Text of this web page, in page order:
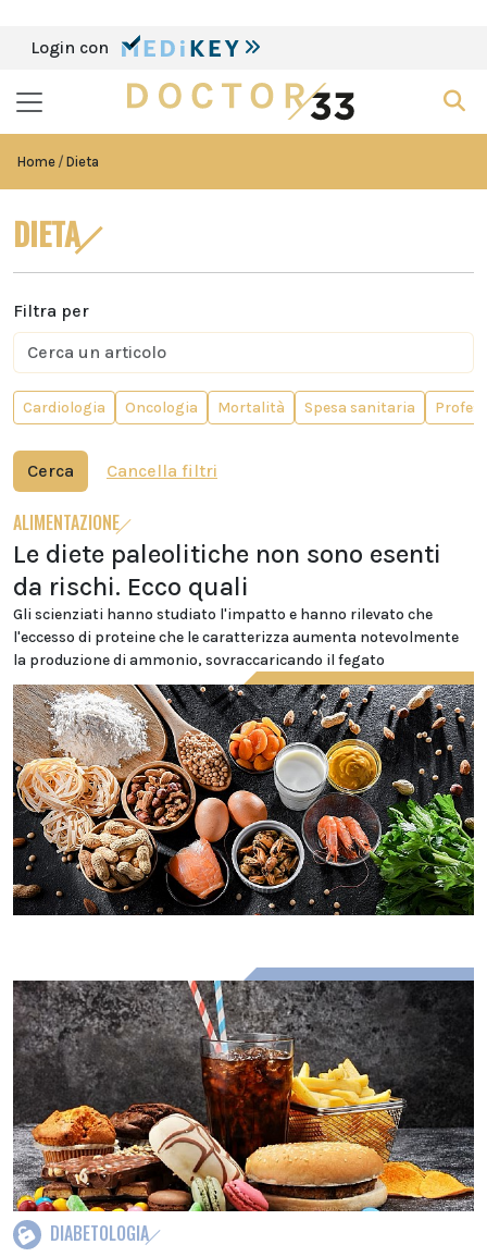
Login con
Home Dieta
DIETA
Filtra per
Cardiologia Oncologia Mortalità Spesa sanitaria
Cerca Cancella filtri
ALIMENTAZIONE
Le diete paleolitiche non sono esenti
da rischi. Ecco quali
Gli scienziati hanno studiato l'impatto e hanno rilevato che
l'eccesso di proteine che le caratterizza aumenta notevolmente
la produzione di ammonio, sovraccaricando il fegato
DIABETOLOGIA